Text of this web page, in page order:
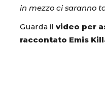
in mezzo ci saranno
Guarda il video per
raccontato Emis